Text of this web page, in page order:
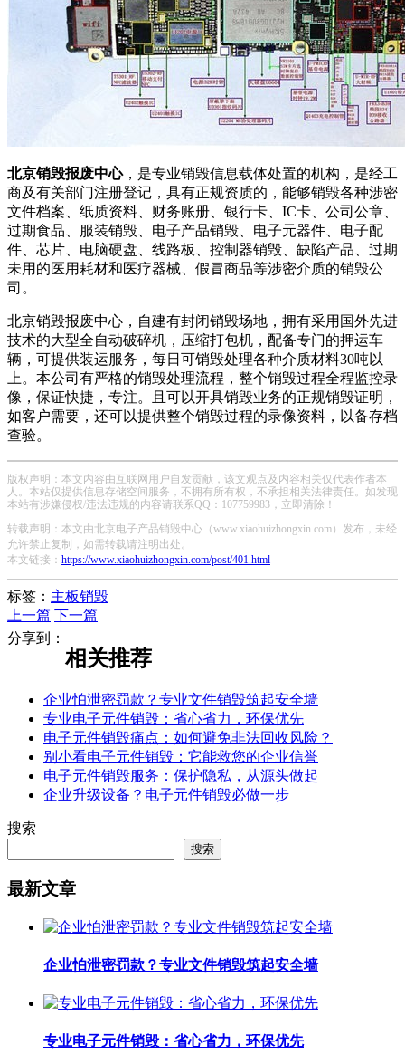
北京销毁报废中心，是专业销毁信息载体处置的机构，是经工
商及有关部门注册登记，具有正规资质的，能够销毁各种涉密
文件档案、纸质资料、财务账册、银行卡、IC卡、公司公章、
过期食品、服装销毁、电子产品销毁、电子元器件、电子配
件、芯片、电脑硬盘、线路板、控制器销毁、缺陷产品、过期
未用的医用耗材和医疗器械、假冒商品等涉密介质的销毁公
司。
北京销毁报废中心，自建有封闭销毁场地，拥有采用国外先进
技术的大型全自动破碎机，压缩打包机，配备专门的押运车
辆，可提供装运服务，每日可销毁处理各种介质材料30吨以
上。本公司有严格的销毁处理流程，整个销毁过程全程监控录
像，保证快捷，专注。且可以开具销毁业务的正规销毁证明，
如客户需要，还可以提供整个销毁过程的录像资料，以备存档
查验。
版权声明：本文内容由互联网用户自发贡献，该文观点及内容相关仅代表作者本
人。本站仅提供信息存储空间服务，不拥有所有权，不承担相关法律责任。如发现
本站有涉嫌侵权/违法违规的内容请联系QQ：107759983，立即清除！
转载声明：本文由北京电子产品销毁中心（www.xiaohuizhongxin.com）发布，未经
允许禁止复制，如需转载请注明出处。
本文链接： https://www.xiaohuizhongxin.com/post/401.html
标签： 主板销毁
上一篇 下一篇
分享到：
相关推荐
企业怕泄密罚款？专业文件销毁筑起安全墙
专业电子元件销毁：省心省力，环保优先
电子元件销毁痛点：如何避免非法回收风险？
别小看电子元件销毁：它能救您的企业信誉
电子元件销毁服务：保护隐私，从源头做起
企业升级设备？电子元件销毁必做一步
搜索
搜索
最新文章
企业怕泄密罚款？专业文件销毁筑起安全墙
专业电子元件销毁：省心省力，环保优先